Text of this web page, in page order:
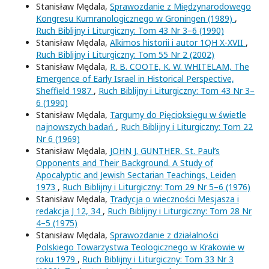
Stanisław Mędala, Sprawozdanie z Międzynarodowego
Kongresu Kumranologicznego w Groningen (1989) ,
Ruch Biblijny i Liturgiczny: Tom 43 Nr 3–6 (1990)
Stanisław Mędala, Alkimos historii i autor 1QH X-XVII ,
Ruch Biblijny i Liturgiczny: Tom 55 Nr 2 (2002)
Stanisław Mędala, R. B. COOTE, K. W. WHITELAM, The
Emergence of Early Israel in Historical Perspective,
Sheffield 1987 , Ruch Biblijny i Liturgiczny: Tom 43 Nr 3–
6 (1990)
Stanisław Mędala, Targumy do Pięcioksięgu w świetle
najnowszych badań , Ruch Biblijny i Liturgiczny: Tom 22
Nr 6 (1969)
Stanisław Mędala, JOHN J. GUNTHER, St. Paul’s
Opponents and Their Background. A Study of
Apocalyptic and Jewish Sectarian Teachings, Leiden
1973 , Ruch Biblijny i Liturgiczny: Tom 29 Nr 5–6 (1976)
Stanisław Mędala, Tradycja o wieczności Mesjasza i
redakcja J 12, 34 , Ruch Biblijny i Liturgiczny: Tom 28 Nr
4–5 (1975)
Stanisław Mędala, Sprawozdanie z działalności
Polskiego Towarzystwa Teologicznego w Krakowie w
roku 1979 , Ruch Biblijny i Liturgiczny: Tom 33 Nr 3